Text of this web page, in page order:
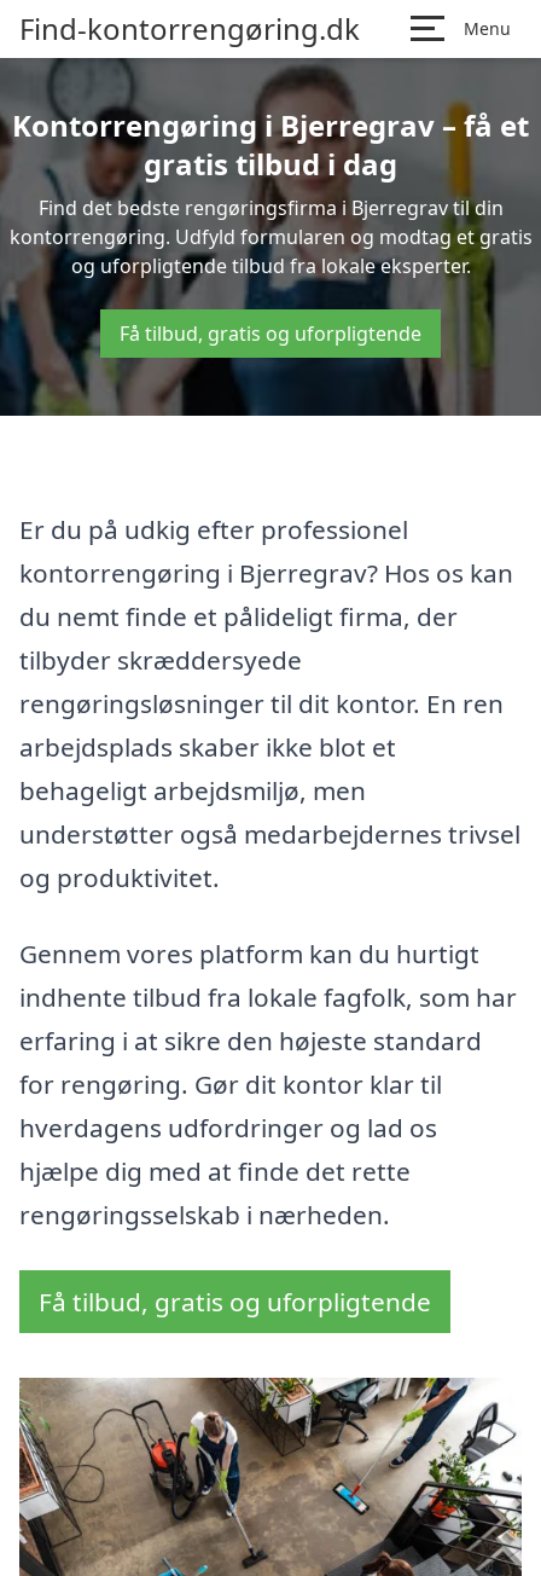
Find-kontorrengøring.dk Menu
Kontorrengøring i Bjerregrav – få et
gratis tilbud i dag
Find det bedste rengøringsfirma i Bjerregrav til din
kontorrengøring. Udfyld formularen og modtag et gratis
og uforpligtende tilbud fra lokale eksperter.
Få tilbud, gratis og uforpligtende
Er du på udkig efter professionel
kontorrengøring i Bjerregrav? Hos os kan
du nemt finde et pålideligt firma, der
tilbyder skræddersyede
rengøringsløsninger til dit kontor. En ren
arbejdsplads skaber ikke blot et
behageligt arbejdsmiljø, men
understøtter også medarbejdernes trivsel
og produktivitet.
Gennem vores platform kan du hurtigt
indhente tilbud fra lokale fagfolk, som har
erfaring i at sikre den højeste standard
for rengøring. Gør dit kontor klar til
hverdagens udfordringer og lad os
hjælpe dig med at finde det rette
rengøringsselskab i nærheden.
Få tilbud, gratis og uforpligtende